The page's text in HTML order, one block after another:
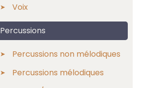
Voix
Percussions
Percussions non mélodiques
Percussions mélodiques